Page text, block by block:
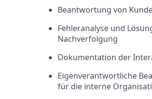
Beantwortung von
Fehleranalyse und
Nachverfolgung
Dokumentation der
Eigenverantwortliche
für die interne